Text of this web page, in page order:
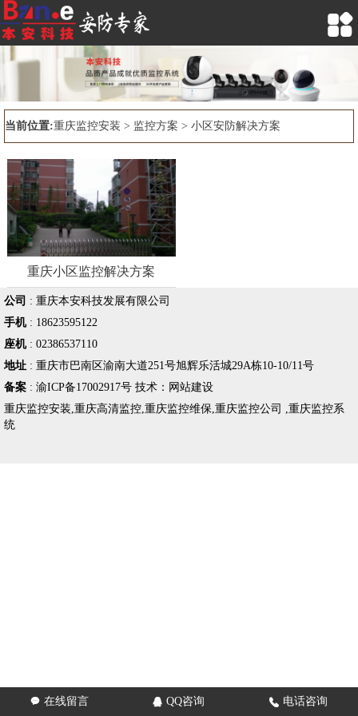

 在线留言  QQ咨询  电话咨询
当前位置:重庆监控安装 > 监控方案 > 小区安防解决方案
重庆小区监控解决方案
公司 : 重庆本安科技发展有限公司
手机: 18623595122
座机: 02386537110
地址 : 重庆市巴南区渝南大道251号旭辉乐活城29A栋10-10/11号
备案 : 渝ICP备17002917号 技术： 网站建设
重庆监控安装,重庆高清监控,重庆监控维保,重庆监控公司 ,重庆监控系
统